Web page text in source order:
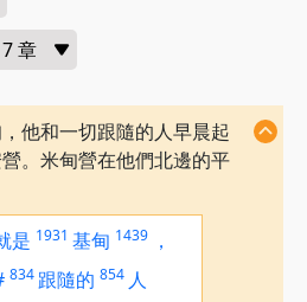
他和一切跟隨的人早晨起
。米甸營在他們北邊的平
是 1931 基甸 1439 ，
834 跟隨的 854 人